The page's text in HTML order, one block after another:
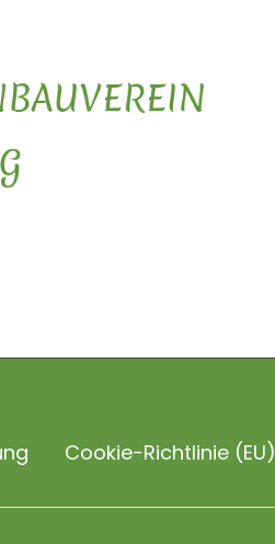
Cookie-Richtlinie (EU)